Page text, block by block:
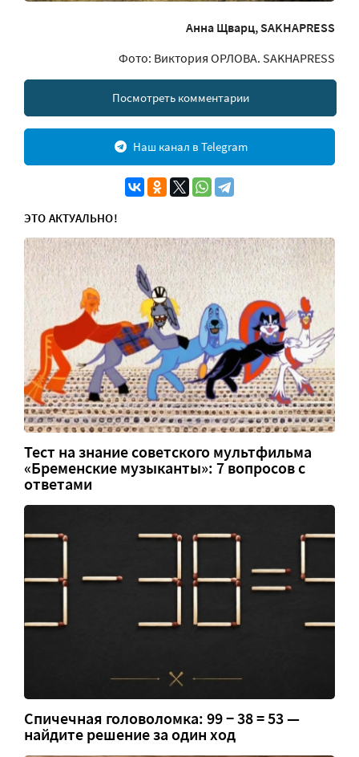
Анна Щварц, SAKHAPRESS
Фото: Виктория ОРЛОВА. SAKHAPRESS
Посмотреть комментарии
Наш канал в Telegram
ЭТО АКТУАЛЬНО!
Тест на знание советского мультфильма
«Бременские музыканты»: 7 вопросов с
ответами
Спичечная головоломка: 99 − 38 = 53 —
найдите решение за один ход